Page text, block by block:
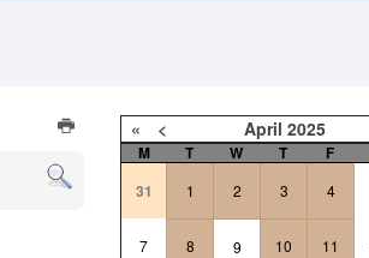
« < April 2025
M T W T F
31
1 2 3 4
7 8 9 10 11